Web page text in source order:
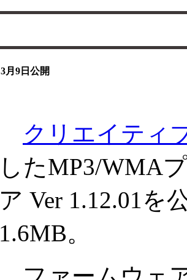
3月9日公開
クリエイティ
したMP3/WMA
ア Ver 1.12.01
1.6MB。